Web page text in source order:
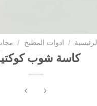
الرئيسية / ادوات المطبخ /
كاسة شوب